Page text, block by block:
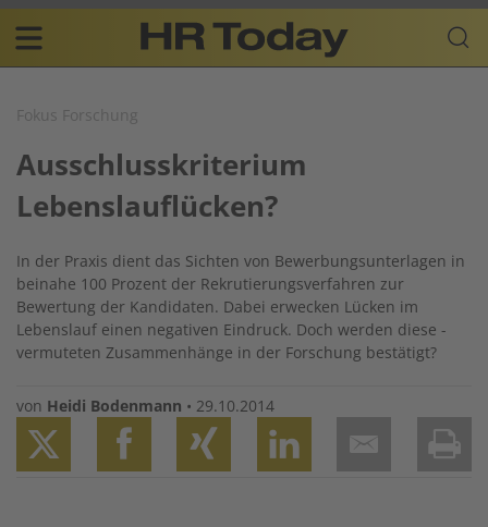
Skip
content
Plattform
für
Resources
navigation
Fokus Forschung
Ausschlusskriterium
Lebenslauflücken?
In der Praxis dient das Sichten von Bewerbungsunterlagen in
beinahe 100 Prozent der Rekrutierungsverfahren zur
Bewertung der Kandidaten. Dabei erwecken Lücken im
Lebenslauf einen negativen Eindruck. Doch werden diese ­
vermuteten Zusammenhänge in der Forschung bestätigt?
von Heidi Bodenmann • 29.10.2014